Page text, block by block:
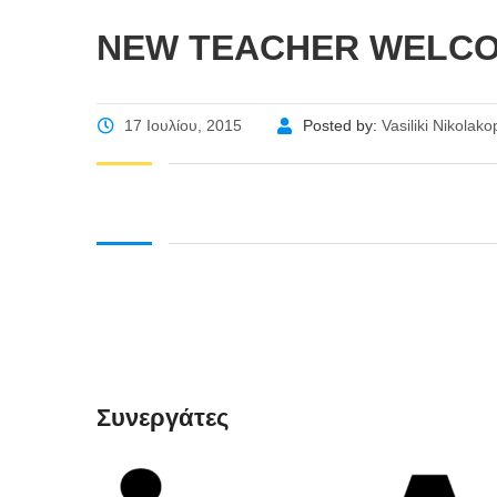
NEW TEACHER
17 Ιουλίου, 2015 Posted by: Vasiliki
Συνεργάτες